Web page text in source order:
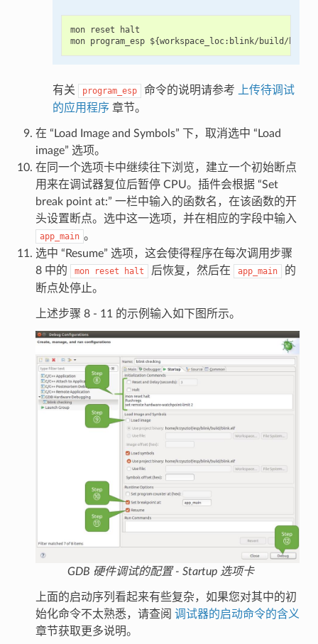
mon reset halt
有关 program_esp 命令的说明请参考
上传待调试
的应用程序 章节。
在 “Load Image and Symbols” 下，取消选中 “Load
image” 选项。
在同一个选项卡中继续往下浏览，建立一个初始断点
用来在调试器复位后暂停 CPU。插件会根据 “Set
break point at:” 一栏中输入的函数名，在该函数的开
头设置断点。选中这一选项，并在相应的字段中输入
app_main 。
选中 “Resume” 选项，这会使得程序在每次调用步骤
8 中的
mon reset halt 后恢复，然后在 app_main
的
断点处停止。
上述步骤 8 - 11 的示例输入如下图所示。
GDB 硬件调试的配置 - Startup 选项卡
上面的启动序列看起来有些复杂，如果您对其中的初
始化命令不太熟悉，请查阅 调试器的启动命令的含义
章节获取更多说明。